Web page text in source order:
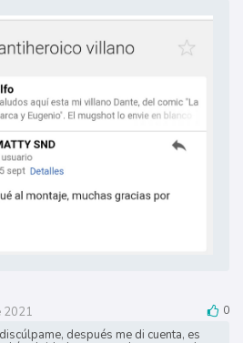
2021
0
después me di cuenta, es